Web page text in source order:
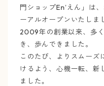
門ショップEn’えん」は
ーアルオープンいたしま
2009年の創業以来、多
き、歩んできました。
このたび、よりスムーズ
けるよう、心機一転、新
ました。